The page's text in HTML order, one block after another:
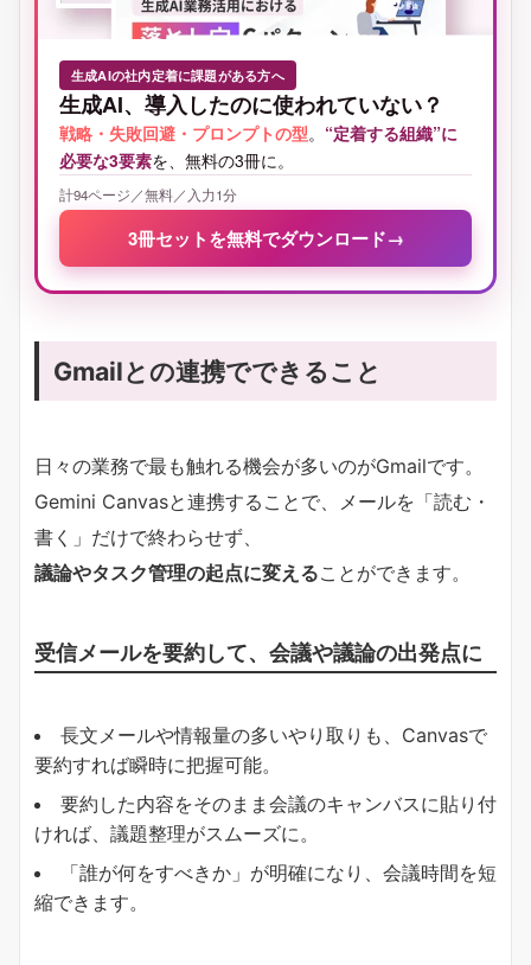
生成AIの社内定着に課題がある方へ
生成AI、導入したのに使われていない？
戦略・失敗回避・プロンプトの型。 “定着する組織”に
必要な3要素を、無料の3冊に。
計94ページ／無料／入力1分
3冊セットを無料でダウンロード→
Gmailとの連携でできること
日々の業務で最も触れる機会が多いのがGmailです。
Gemini Canvasと連携することで、メールを「読む・
書く」だけで終わらせず、
議論やタスク管理の起点に変えることができます。
受信メールを要約して、会議や議論の出発点に
長文メールや情報量の多いやり取りも、Canvasで
要約すれば瞬時に把握可能。
要約した内容をそのまま会議のキャンバスに貼り付
ければ、議題整理がスムーズに。
「誰が何をすべきか」が明確になり、会議時間を短
縮できます。